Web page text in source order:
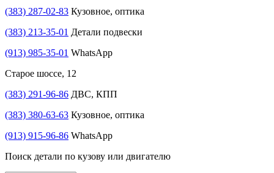
(383) 287-02-83 Кузовное, оптика
(383) 213-35-01 Детали подвески
(913) 985-35-01 WhatsApp
Старое шоссе, 12
(383) 291-96-86 ДВС, КПП
(383) 380-63-63 Кузовное, оптика
(913) 915-96-86 WhatsApp
Поиск детали по кузову или двигателю